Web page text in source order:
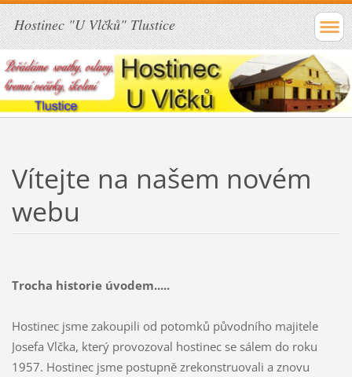
Hostinec "U Vlčků" Tlustice
Vítejte na našem novém
webu
Trocha historie úvodem.....
Hostinec jsme zakoupili od potomků původního majitele
Josefa Vlčka, který provozoval hostinec se sálem do roku
1957. Hostinec jsme postupně zrekonstruovali a znovu